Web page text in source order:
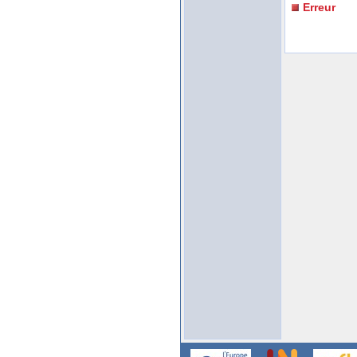
Erreur